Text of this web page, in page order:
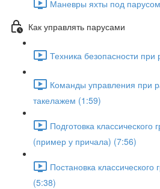
Маневры яхты под
Как управлять парусами
Техника безопасности
Команды управления при
такелажем (1:59)
Подготовка классического
(пример у причала) (7:56)
Постановка
(5:38)